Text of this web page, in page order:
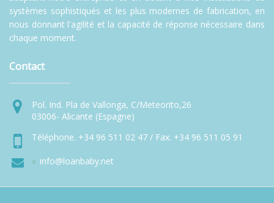
systèmes sophistiqués et les plus modernes de fabrication, en
nous donnant l'agilité et la capacité de réponse nécessaire dans
chaque moment.
Contact
Pol. Ind. Pla de Vallonga, C/Meteorito,26
03006- Alicante (Espagne)
Téléphone. +34 96 511 02 47 / Fax. +34 96 511 05 91
info@loanbaby.net